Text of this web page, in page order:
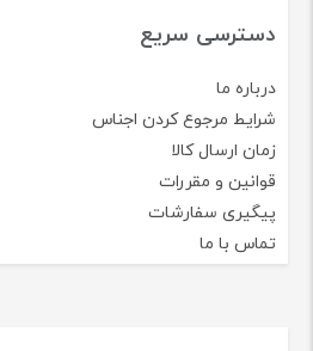
دسترسی سریع
درباره ما
شرایط مرجوع کردن اجناس
زمان ارسال کالا
قوانین و مقررات
پیگیری سفارشات
تماس با ما